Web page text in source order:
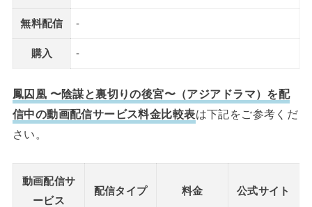
無料配信 -
購入 -
鳳囚凰 〜陰謀と裏切りの後宮〜（アジアドラマ）を配
信中の動画配信サービス料金比較表は下記をご参考くだ
さい。
動画配信サ
ービス
配信タイプ 料金 公式サイト